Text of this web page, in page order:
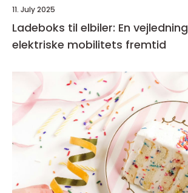
11. July 2025
Ladeboks til elbiler: En
elektriske mobilitets fremtid